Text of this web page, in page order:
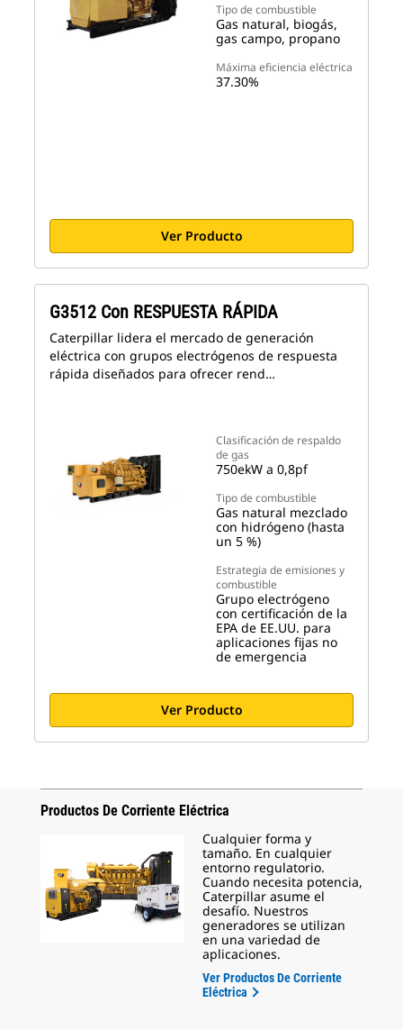
Tipo de combustible
Gas natural, biogás,
gas campo, propano
Máxima eficiencia eléctrica
37.30%
Ver Producto
Clasificación de respaldo
de gas
750ekW a 0,8pf
Tipo de combustible
Gas natural mezclado
con hidrógeno (hasta
un 5 %)
Estrategia de emisiones y
combustible
Grupo electrógeno
con certificación de la
EPA de EE.UU. para
aplicaciones fijas no
de emergencia
G3512 Con RESPUESTA RÁPIDA
Caterpillar lidera el mercado de generación
eléctrica con grupos electrógenos de respuesta
rápida diseñados para ofrecer rend…
Ver Producto
Productos De Corriente Eléctrica
Cualquier forma y
tamaño. En cualquier
entorno regulatorio.
Cuando necesita potencia,
Caterpillar asume el
desafío. Nuestros
generadores se utilizan
en una variedad de
aplicaciones.
Ver Productos De Corriente
Eléctrica